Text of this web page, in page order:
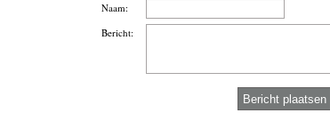
Naam:
Bericht: